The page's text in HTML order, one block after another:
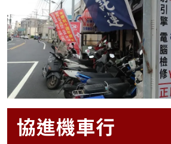
協進機車行